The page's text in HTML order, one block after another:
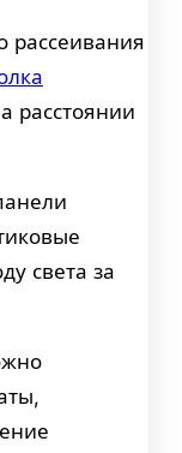
рассеивания
расстоянии
света за